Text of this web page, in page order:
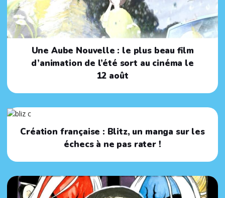
Une Aube Nouvelle : le plus beau film
d’animation de l’été sort au cinéma le
12 août
Création française : Blitz, un manga sur les
échecs à ne pas rater !